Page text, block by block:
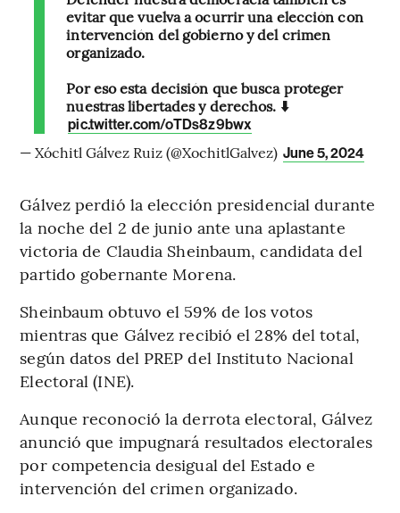
evitar que vuelva a ocurrir una elección con
intervención del gobierno y del crimen
organizado.
Por eso esta decisión que busca proteger
nuestras libertades y derechos. ⬇️
pic.twitter.com/oTDs8z9bwx
— Xóchitl Gálvez Ruiz (@XochitlGalvez) June 5, 2024
Gálvez perdió la elección presidencial durante
la noche del 2 de junio ante una aplastante
victoria de Claudia Sheinbaum, candidata del
partido gobernante Morena.
Sheinbaum obtuvo el 59% de los votos
mientras que Gálvez recibió el 28% del total,
según datos del PREP del Instituto Nacional
Electoral (INE).
Aunque reconoció la derrota electoral, Gálvez
anunció que impugnará resultados electorales
por competencia desigual del Estado e
intervención del crimen organizado.